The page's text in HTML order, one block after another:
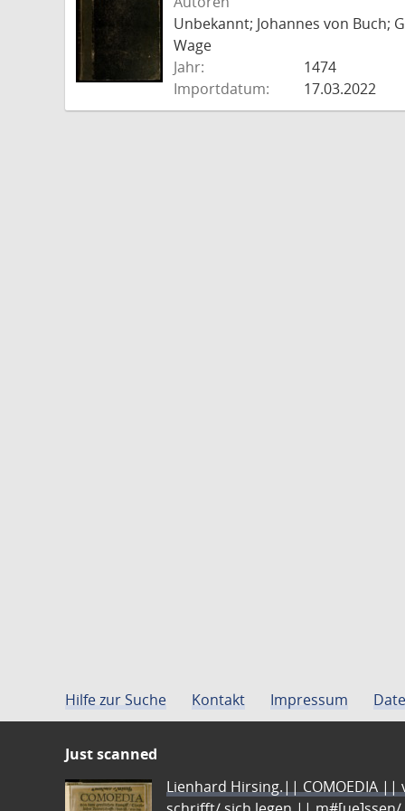
Unbekannt; Johannes von Buch;
Wage
Jahr:
1474
Importdatum:
17.03.2022
Hilfe zur Suche Kontakt Impressum
Just scanned
Lienhard Hirsing.|| COMOEDIA